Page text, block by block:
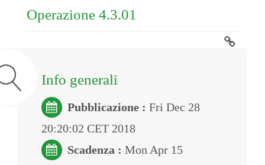
Operazione 4.3.01
Info generali
Pubblicazione : Fri Dec 28
20:20:02 CET 2018
Scadenza : Mon Apr 15